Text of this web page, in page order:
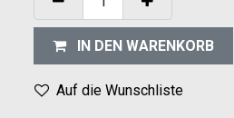
IN DEN WARENKORB
Auf die Wunschliste